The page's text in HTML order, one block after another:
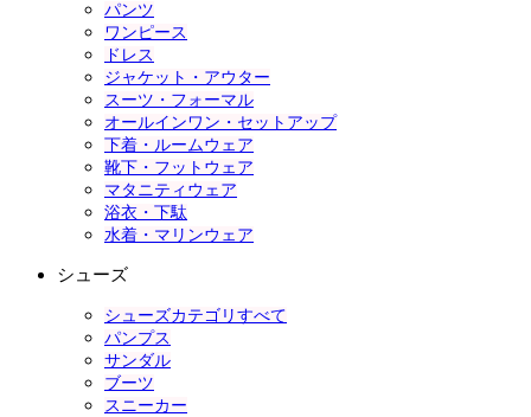
パンツ
ワンピース
ドレス
ジャケット・アウター
スーツ・フォーマル
オールインワン・セットアップ
下着・ルームウェア
靴下・フットウェア
マタニティウェア
浴衣・下駄
水着・マリンウェア
シューズ
シューズカテゴリすべて
パンプス
サンダル
ブーツ
スニーカー